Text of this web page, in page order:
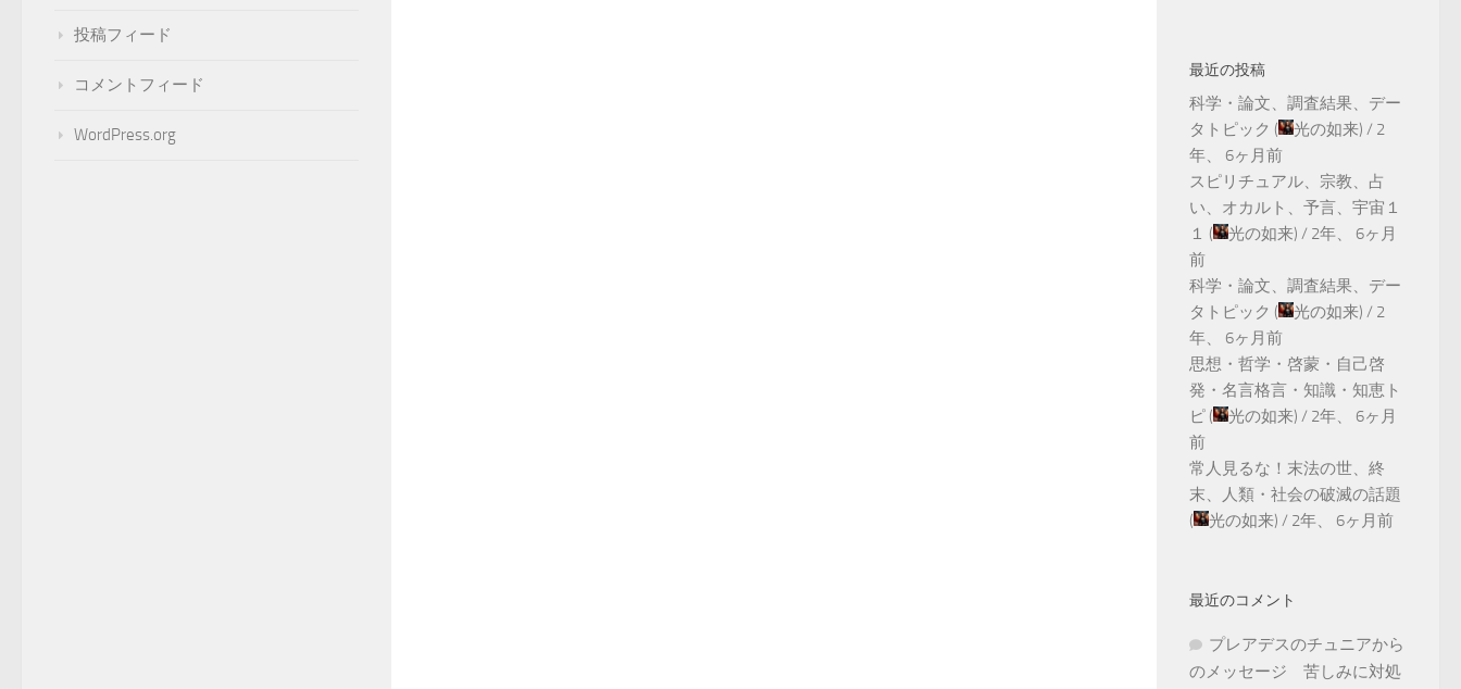
投稿フィード
コメントフィード
WordPress.org
最近の投稿
科学・論文、調査結果、デー
タトピック ( 光の如来) / 2
年、 6ヶ月前
スピリチュアル、宗教、占
い、オカルト、予言、宇宙１
１ ( 光の如来) / 2年、 6ヶ月
前
科学・論文、調査結果、デー
タトピック ( 光の如来) / 2
年、 6ヶ月前
思想・哲学・啓蒙・自己啓
発・名言格言・知識・知恵ト
ピ ( 光の如来) / 2年、 6ヶ月
前
常人見るな！末法の世、終
末、人類・社会の破滅の話題
(
光の如来) / 2年、 6ヶ月前
最近のコメント
プレアデスのチュニアから
のメッセージ 苦しみに対処